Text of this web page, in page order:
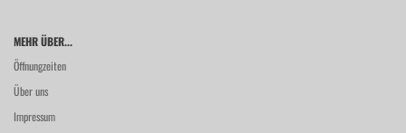
MEHR ÜBER...
Öffnungzeiten
Über uns
Impressum